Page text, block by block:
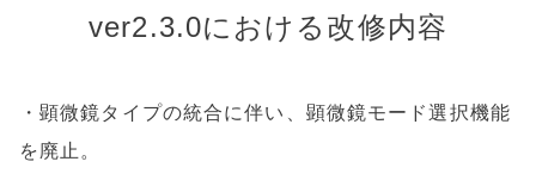
ver2.3.0における改修内容
・顕微鏡タイプの統合に伴い、顕微鏡モード選択機能
を廃止。